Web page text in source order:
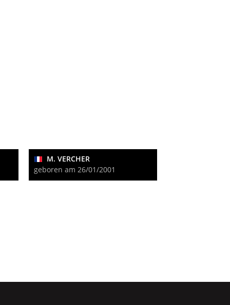
M. VERCHER
geboren am 26/01/2001